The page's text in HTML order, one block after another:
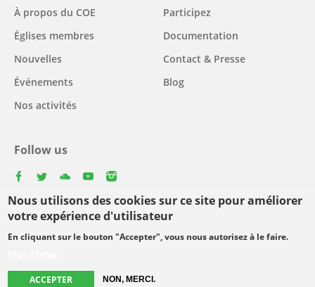
Nous utilisons des cookies sur ce site pour améliorer
votre expérience d'utilisateur
En cliquant sur le bouton "Accepter", vous nous autorisez à le faire.
ACCEPTER NON, MERCI.
Main
navigation
À propos du COE
Églises membres
Nouvelles
Événements
Nos activités
Participez
Documentation
Contact & Presse
Blog
Follow us
Select
your
Footer
Protection des données personnelles